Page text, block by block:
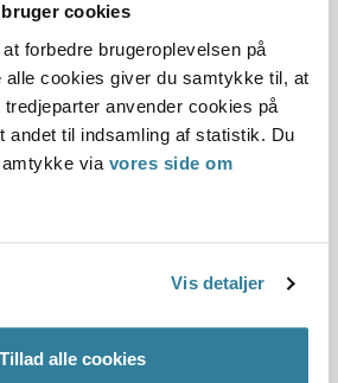
cookies
forbedre brugeroplevelsen på
alle cookies giver du samtykke til, at
anvender cookies på
andet til indsamling af statistik. Du
via vores side om
Vis detaljer
Tillad alle cookies